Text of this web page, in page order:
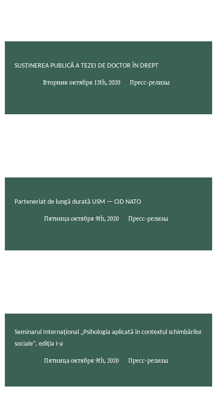
SUSȚINEREA PUBLICĂ A TEZEI DE DOCTOR ÎN DREPT
Вторник октября 13th, 2020 Пресс-релизы
Parteneriat de lungă durată USM — CID NATO
Пятница октября 9th, 2020 Пресс-релизы
Seminarul Internaţional „Psihologia aplicată în contextul schimbărilor
sociale”, ediţia I-a
Пятница октября 9th, 2020 Пресс-релизы